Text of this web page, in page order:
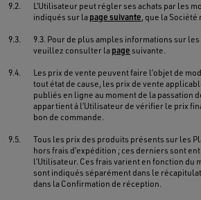
9.2.
L’Utilisateur peut régler ses achats par les
indiqués sur la page suivante, que la
9.3.
9.3. Pour de plus amples informations sur
veuillez consulter la page suivante.
9.4.
Les prix de vente peuvent faire l’objet de
tout état de cause, les prix de vente
publiés en ligne au moment de la passation
appartient à l’Utilisateur de vérifier le prix
bon de commande.
9.5.
Tous les prix des produits présents sur les
hors frais d’expédition ; ces derniers sont
l’Utilisateur. Ces frais varient en fonction du
sont indiqués séparément dans le
dans la Confirmation de réception.